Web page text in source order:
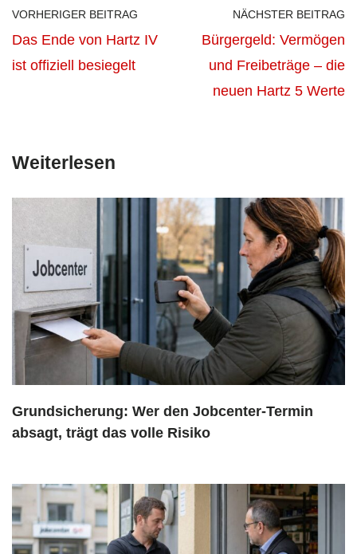
VORHERIGER BEITRAG
Das Ende von Hartz IV
ist offiziell besiegelt
NÄCHSTER BEITRAG
Bürgergeld: Vermögen
und Freibeträge – die
neuen Hartz 5 Werte
Weiterlesen
Grundsicherung: Wer den Jobcenter-Termin
absagt, trägt das volle Risiko